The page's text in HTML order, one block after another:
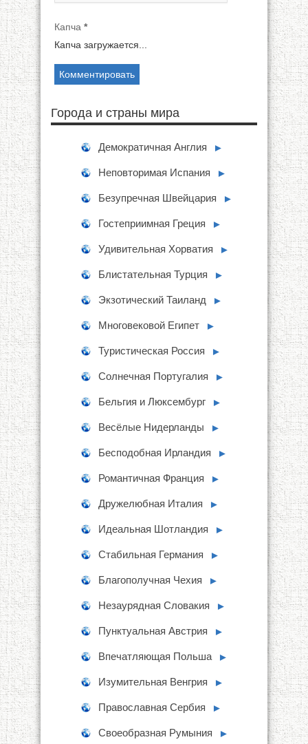
Капча *
Капча загружается...
Города и страны мира
Демократичная Англия ►
Неповторимая Испания ►
Безупречная Швейцария ►
Гостеприимная Греция ►
Удивительная Хорватия ►
Блистательная Турция ►
Экзотический Таиланд ►
Многовековой Египет ►
Туристическая Россия ►
Солнечная Португалия ►
Бельгия и Люксембург ►
Весёлые Нидерланды ►
Бесподобная Ирландия ►
Романтичная Франция ►
Дружелюбная Италия ►
Идеальная Шотландия ►
Стабильная Германия ►
Благополучная Чехия ►
Незаурядная Словакия ►
Пунктуальная Австрия ►
Впечатляющая Польша ►
Изумительная Венгрия ►
Православная Сербия ►
Своеобразная Румыния ►